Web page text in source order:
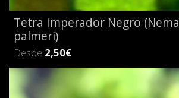
Tetra Imperador Negro
palmeri)
Desde 2,50€